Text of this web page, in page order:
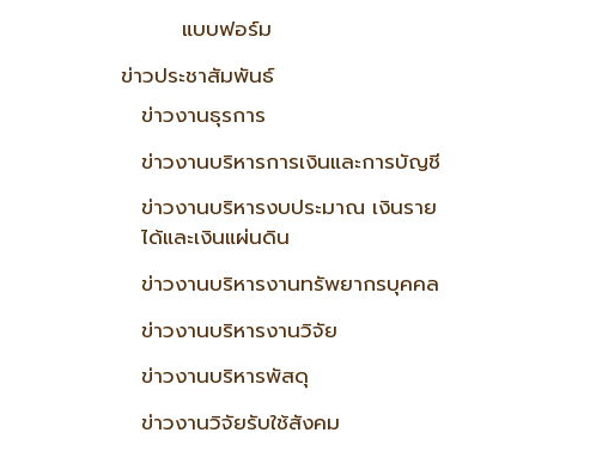
แบบฟอร์ม
ข่าวประชาสัมพันธ์
ข่าวงานธุรการ
ข่าวงานบริหารการเงินและการบัญชี
ข่าวงานบริหารงบประมาณ เงินราย
ได้และเงินแผ่นดิน
ข่าวงานบริหารงานทรัพยากรบุคคล
ข่าวงานบริหารงานวิจัย
ข่าวงานบริหารพัสดุ
ข่าวงานวิจัยรับใช้สังคม